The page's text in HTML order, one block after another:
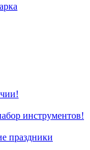
инструментов!
праздники